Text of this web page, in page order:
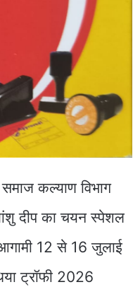
कल्याण विभाग
दीप का चयन स्पेशल
12 से 16 जुलाई
ट्रॉफी 2026